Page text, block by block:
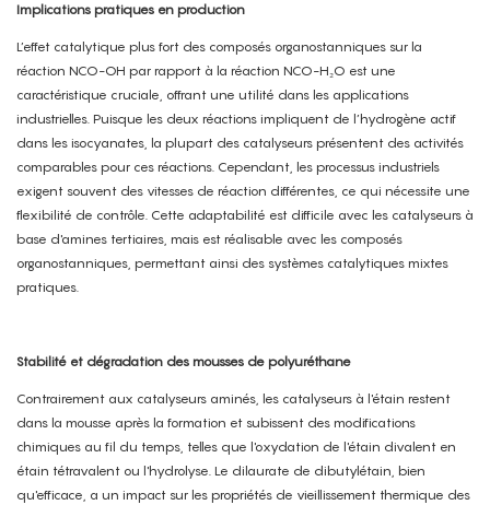
Implications pratiques en production
L’effet catalytique plus fort des composés organostanniques sur la
réaction NCO-OH par rapport à la réaction NCO-H₂O est une
caractéristique cruciale, offrant une utilité dans les applications
industrielles. Puisque les deux réactions impliquent de l’hydrogène actif
dans les isocyanates, la plupart des catalyseurs présentent des activités
comparables pour ces réactions. Cependant, les processus industriels
exigent souvent des vitesses de réaction différentes, ce qui nécessite une
flexibilité de contrôle. Cette adaptabilité est difficile avec les catalyseurs à
base d'amines tertiaires, mais est réalisable avec les composés
organostanniques, permettant ainsi des systèmes catalytiques mixtes
pratiques.
Stabilité et dégradation des mousses de polyuréthane
Contrairement aux catalyseurs aminés, les catalyseurs à l'étain restent
dans la mousse après la formation et subissent des modifications
chimiques au fil du temps, telles que l'oxydation de l'étain divalent en
étain tétravalent ou l'hydrolyse. Le dilaurate de dibutylétain, bien
qu'efficace, a un impact sur les propriétés de vieillissement thermique des